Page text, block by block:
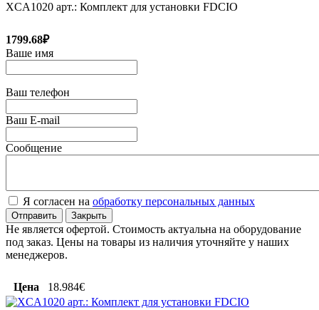
XCA1020 арт.: Комплект для установки FDCIO
1799.68₽
Ваше имя
Ваш телефон
Ваш E-mail
Сообщение
Я согласен на обработку персональных данных
Отправить Закрыть
Не является офертой. Стоимость актуальна на оборудование
под заказ. Цены на товары из наличия уточняйте у наших
менеджеров.
Цена 18.984€